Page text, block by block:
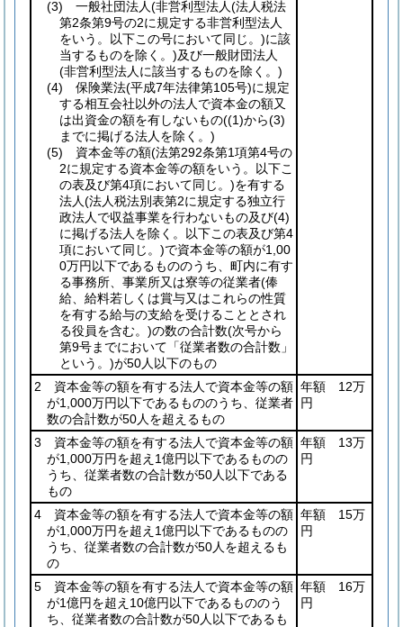
(3) 一般社団法人(非営利型法人(法人税法
第2条第9号の2に規定する非営利型法人
をいう。以下この号において同じ。)に該
当するものを除く。)及び一般財団法人
(非営利型法人に該当するものを除く。)
(4) 保険業法(平成7年法律第105号)に規定
する相互会社以外の法人で資本金の額又
は出資金の額を有しないもの((1)から(3)
までに掲げる法人を除く。)
(5) 資本金等の額(法第292条第1項第4号の
2に規定する資本金等の額をいう。以下こ
の表及び第4項において同じ。)を有する
法人(法人税法別表第2に規定する独立行
政法人で収益事業を行わないもの及び(4)
に掲げる法人を除く。以下この表及び第4
項において同じ。)で資本金等の額が1,00
0万円以下であるもののうち、町内に有す
る事務所、事業所又は寮等の従業者(俸
給、給料若しくは賞与又はこれらの性質
を有する給与の支給を受けることとされ
る役員を含む。)の数の合計数(次号から
第9号までにおいて「従業者数の合計数」
という。)が50人以下のもの
2 資本金等の額を有する法人で資本金等の額
が1,000万円以下であるもののうち、従業者
数の合計数が50人を超えるもの
年額 12万
円
3 資本金等の額を有する法人で資本金等の額
が1,000万円を超え1億円以下であるものの
うち、従業者数の合計数が50人以下である
もの
年額 13万
円
4 資本金等の額を有する法人で資本金等の額
が1,000万円を超え1億円以下であるものの
うち、従業者数の合計数が50人を超えるも
の
年額 15万
円
5 資本金等の額を有する法人で資本金等の額
が1億円を超え10億円以下であるもののう
ち、従業者数の合計数が50人以下であるも
年額 16万
円